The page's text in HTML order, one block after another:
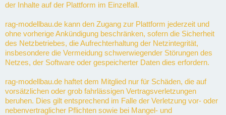
der Inhalte auf der Plattform im Einzelfall.
rag-modellbau.de kann den Zugang zur Plattform jederzeit und
ohne vorherige Ankündigung beschränken, sofern die Sicherheit
des Netzbetriebes, die Aufrechterhaltung der Netzintegrität,
insbesondere die Vermeidung schwerwiegender Störungen des
Netzes, der Software oder gespeicherter Daten dies erfordern.
rag-modellbau.de haftet dem Mitglied nur für Schäden, die auf
vorsätzlichen oder grob fahrlässigen Vertragsverletzungen
beruhen. Dies gilt entsprechend im Falle der Verletzung vor- oder
nebenvertraglicher Pflichten sowie bei Mangel- und